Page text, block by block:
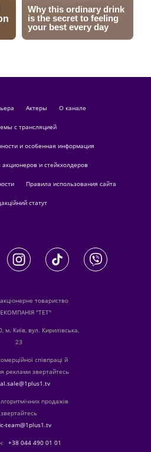
актеры О канале
с трансляцией
и особенная информация
акционеров и стейкхолдеров
Правила использования сайта
статут
товариство
"ТЕТ"
м. Київ, вул. Кирилівська,
23
співпраці й
реклами звертайтесь
продажів
звертайтесь
team@1plus1.tv
+38 044 490 01 01